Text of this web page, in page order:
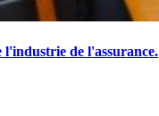
de l'assurance.